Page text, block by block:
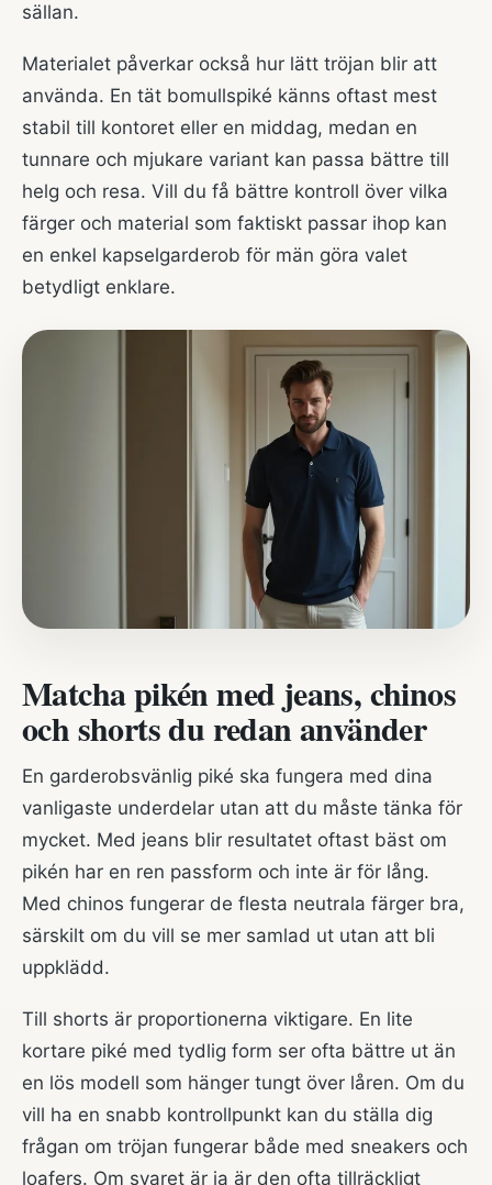
sällan.
Materialet påverkar också hur lätt tröjan blir att
använda. En tät bomullspiké känns oftast mest
stabil till kontoret eller en middag, medan en
tunnare och mjukare variant kan passa bättre till
helg och resa. Vill du få bättre kontroll över vilka
färger och material som faktiskt passar ihop kan
en enkel kapselgarderob för män göra valet
betydligt enklare.
Matcha pikén med jeans, chinos
och shorts du redan använder
En garderobsvänlig piké ska fungera med dina
vanligaste underdelar utan att du måste tänka för
mycket. Med jeans blir resultatet oftast bäst om
pikén har en ren passform och inte är för lång.
Med chinos fungerar de flesta neutrala färger bra,
särskilt om du vill se mer samlad ut utan att bli
uppklädd.
Till shorts är proportionerna viktigare. En lite
kortare piké med tydlig form ser ofta bättre ut än
en lös modell som hänger tungt över låren. Om du
vill ha en snabb kontrollpunkt kan du ställa dig
frågan om tröjan fungerar både med sneakers och
loafers. Om svaret är ja är den ofta tillräckligt